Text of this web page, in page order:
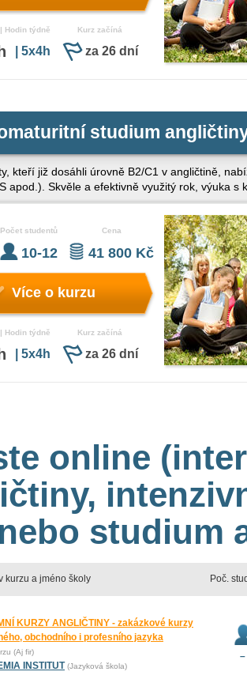
Hodin týdně
| 5x4h
Kurz začíná
za 26 dní
studium
kteří již dosáhli úrovně B2/C1 v angličtině,
apod.). Skvěle a efektivně využitý rok, výuka
Počet studentů
10-12
Cena
41 800 Kč
Více o kurzu
Hodin týdně
| 5x4h
Kurz začíná
za 26 dní
online
studium
kurzu a jméno školy Poč.
KURZY ANGLIČTINY - zakázkové kurzy
obchodního i profesního jazyka
(Aj fir)
INSTITUT (Jazyková škola)
–